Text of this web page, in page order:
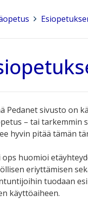
Pedanet sivusto on
– tai tarkemmin
hyvin pitää tämän
ops huomioi
eriyttämisen
tuodaan
käyttöaiheen.